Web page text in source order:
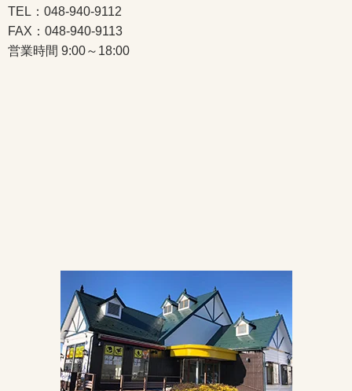
TEL：048-940-9112
FAX：048-940-9113
営業時間 9:00～18:00